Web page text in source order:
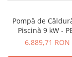
boiler și vană 3 căi
Accesorii pompă
Pompă de
Piscină 9 kW -
6.889,71 RON